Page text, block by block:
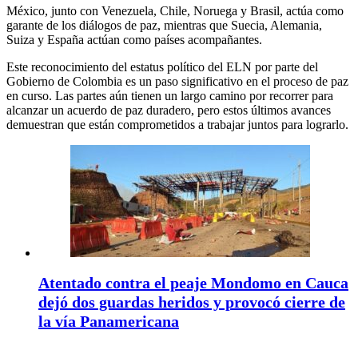
México, junto con Venezuela, Chile, Noruega y Brasil, actúa como
garante de los diálogos de paz, mientras que Suecia, Alemania,
Suiza y España actúan como países acompañantes.
Este reconocimiento del estatus político del ELN por parte del
Gobierno de Colombia es un paso significativo en el proceso de paz
en curso. Las partes aún tienen un largo camino por recorrer para
alcanzar un acuerdo de paz duradero, pero estos últimos avances
demuestran que están comprometidos a trabajar juntos para lograrlo.
Atentado contra el peaje Mondomo en Cauca
dejó dos guardas heridos y provocó cierre de
la vía Panamericana